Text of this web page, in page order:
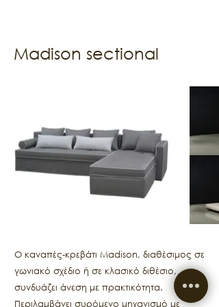
Madison sectional
Ο καναπές-κρεβάτι Madison, διαθέσιμος σε
γωνιακό σχέδιο ή σε κλασικό διθέσιο,
συνδυάζει άνεση με πρακτικότητα.
Περιλαμβάνει συρόμενο μηχανισμό με